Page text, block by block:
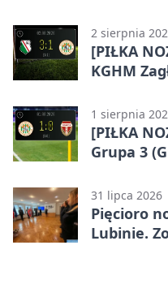
2 sierpnia
[PIŁKA
KGHM
trzymali
punktów
1 sierpnia
[PIŁKA
Grupa 3
31 lipca 2026
Pięcioro
Lubinie.